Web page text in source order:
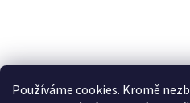
Používáme cookies. Kromě